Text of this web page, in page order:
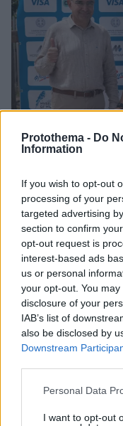
Protothema - Do
Information
If you wish to opt-out
processing of your
targeted advertising
section to confirm
opt-out request is
interest-based ads
us or personal
your opt-out. You
disclosure of your
IAB’s list of
also be disclosed by
Downstream
Please note that this
not limited to your
Personal Data
I want to opt-out